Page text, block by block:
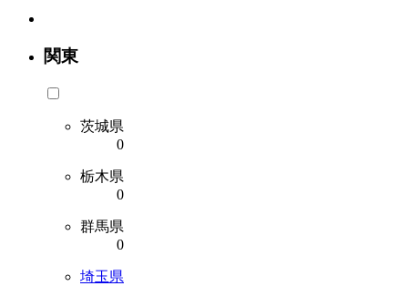
関東
茨城県
0
栃木県
0
群馬県
0
埼玉県